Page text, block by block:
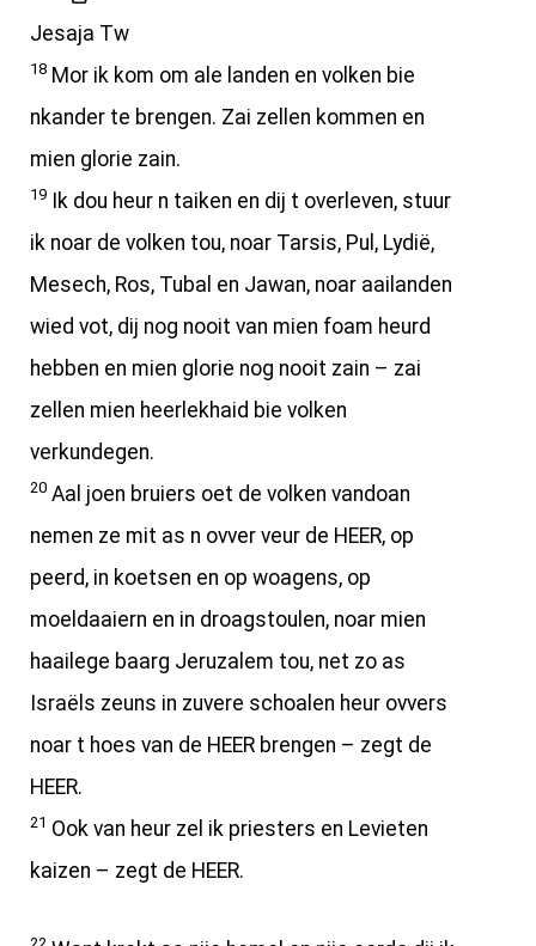
Jesaja Tw
18 Mor ik kom om ale landen en volken bie
nkander te brengen. Zai zellen kommen en
mien glorie zain.
19
Ik dou heur n taiken en dij t overleven, stuur
ik noar de volken tou, noar Tarsis, Pul, Lydië,
Mesech, Ros, Tubal en Jawan, noar aailanden
wied vot, dij nog nooit van mien foam heurd
hebben en mien glorie nog nooit zain – zai
zellen mien heerlekhaid bie volken
verkundegen.
20 Aal joen bruiers oet de volken vandoan
nemen ze mit as n ovver veur de HEER, op
peerd, in koetsen en op woagens, op
moeldaaiern en in droagstoulen, noar mien
haailege baarg Jeruzalem tou, net zo as
Israëls zeuns in zuvere schoalen heur ovvers
noar t hoes van de HEER brengen – zegt de
HEER.
21 Ook van heur zel ik priesters en Levieten
kaizen – zegt de HEER.